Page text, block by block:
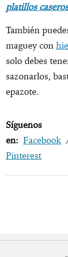
platillos caseros
También
maguey con
solo debes
sazonarlos,
epazote.
Síguenos
en: Facebook
Pinterest